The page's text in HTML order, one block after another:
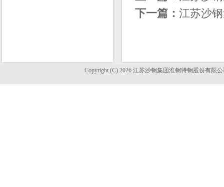
下一篇： 江苏沙
Copyright (C) 2026 江苏沙钢集团淮钢特钢股份有限